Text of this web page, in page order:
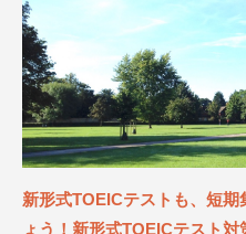
新形式TOEICテストも、短
ょう！新形式TOEICテスト対